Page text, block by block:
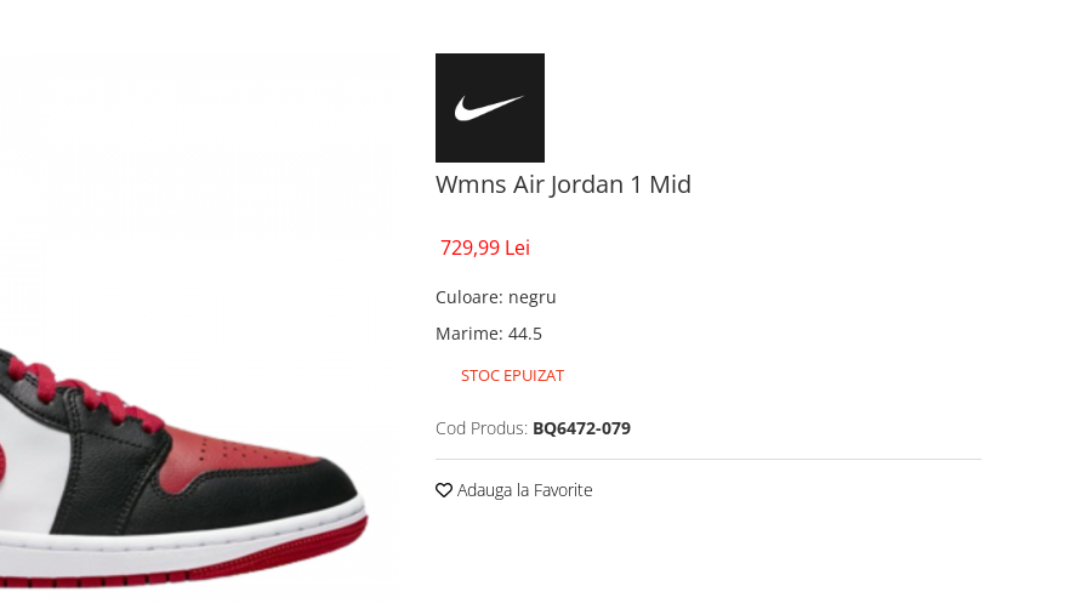
Wmns Air Jordan 1 Mid
729,99 Lei
Culoare: negru
Marime: 44.5
STOC EPUIZAT
Cod Produs: BQ6472-079
Adauga la Favorite